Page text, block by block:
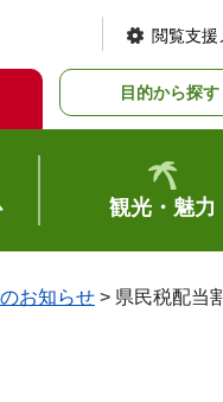
閲覧支援
目的から探す
観光・魅力
お知らせ > 県民税配当